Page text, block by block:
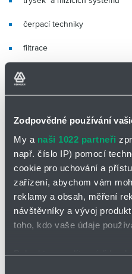
Zodpovědné používání
My a naši 1022 partneři
např. číslo IP) pomocí
cookie pro uchování a
zařízení, abychom vám
reklamy a obsah, měření
návštěvníky a vývoj
toho, kdo vaše údaje
čerpací techniky
filtrace
nadále budete s našimi
Váš tým HYDRO-TECH
Těšíme se na
Vedoucí divize